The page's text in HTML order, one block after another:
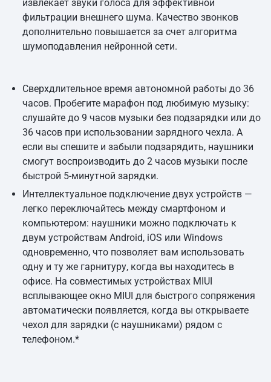
извлекает звуки голоса для эффективной
фильтрации внешнего шума. Качество звонков
дополнительно повышается за счет алгоритма
шумоподавления нейронной сети.
Сверхдлительное время автономной работы до 36
часов. Пробегите марафон под любимую музыку:
слушайте до 9 часов музыки без подзарядки или до
36 часов при использовании зарядного чехла. А
если вы спешите и забыли подзарядить, наушники
смогут воспроизводить до 2 часов музыки после
быстрой 5-минутной зарядки.
Интеллектуальное подключение двух устройств —
легко переключайтесь между смартфоном и
компьютером: наушники можно подключать к
двум устройствам Android, iOS или Windows
одновременно, что позволяет вам использовать
одну и ту же гарнитуру, когда вы находитесь в
офисе. На совместимых устройствах MIUI
всплывающее окно MIUI для быстрого сопряжения
автоматически появляется, когда вы открываете
чехол для зарядки (с наушниками) рядом с
телефоном.*